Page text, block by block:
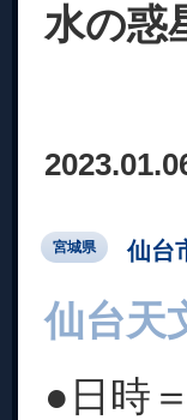
水の惑
宮城県 仙台
仙台天
●日時